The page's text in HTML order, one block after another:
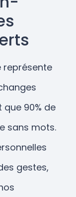
représente
que 90% de
sans mots.
gestes,